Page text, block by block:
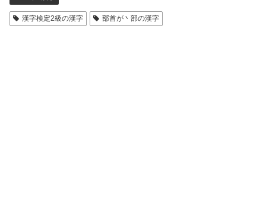
漢字検定2級の漢字 部首が丶部の漢字